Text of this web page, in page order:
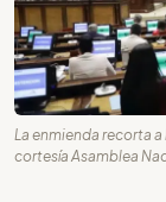
La enmienda recorta
cortesía Asamblea